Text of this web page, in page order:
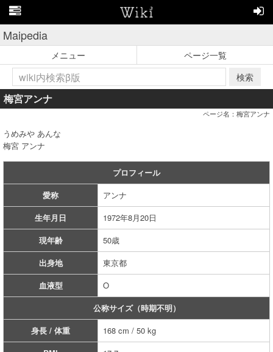
Maipedia
メニュー
ページ一覧
検索
梅宮アンナ
ページ名：梅宮アンナ
うめみや あんな
梅宮 アンナ
プロフィール
愛称
アンナ
生年月日
1972年8月20日
現年齢
50歳
出身地
東京都
血液型
O
公称サイズ（時期不明）
身長 / 体重
168 cm / 50 kg